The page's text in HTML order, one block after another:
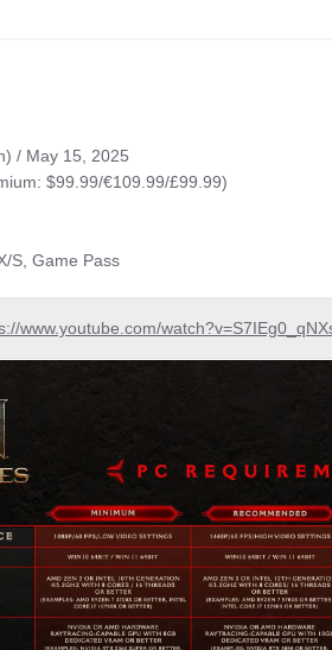
/ May 15, 2025
$99.99/€109.99/£99.99)
S, Game Pass
www.youtube.com/